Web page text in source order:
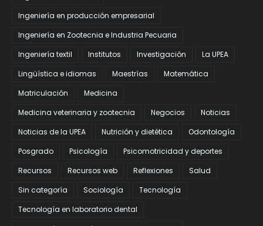
Ingeniería en producción empresarial
Ingeniería en Zootecnia e Industria Pecuaria
Ingeniería textil
Institutos Investigación
La UPEA
Lingüística e idiomas
Maestrías
Matemática
Matriculación
Medicina
Medicina veterinaria y zootecnia
Negocios
Noticias
Noticias de la UPEA
Nutrición y dietética
Odontología
Posgrado
Psicología
Psicomotricidad y deportes
Recursos
Recursos web Reflexiones
Salud
Sin categoría
Sociología
Tecnología
Tecnología en laboratorio dental